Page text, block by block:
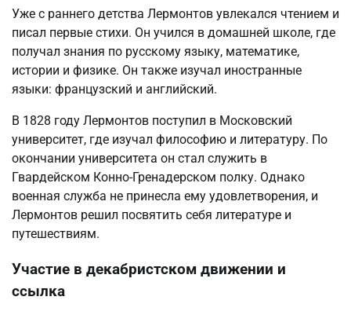
Уже с раннего детства Лермонтов увлекался чтением и
писал первые стихи. Он учился в домашней школе, где
получал знания по русскому языку, математике,
истории и физике. Он также изучал иностранные
языки: французский и английский.
В 1828 году Лермонтов поступил в Московский
университет, где изучал философию и литературу. По
окончании университета он стал служить в
Гвардейском Конно-Гренадерском полку. Однако
военная служба не принесла ему удовлетворения, и
Лермонтов решил посвятить себя литературе и
путешествиям.
Участие в декабристском движении и
ссылка